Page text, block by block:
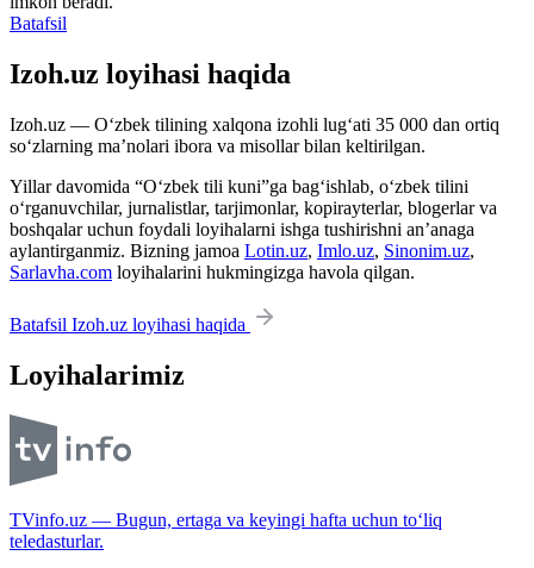
Batafsil
Izoh.uz loyihasi haqida
Izoh.uz — O‘zbek tilining xalqona izohli lug‘ati 35 000 dan ortiq
so‘zlarning ma’nolari ibora va misollar bilan keltirilgan.
Yillar davomida “O‘zbek tili kuni”ga bag‘ishlab, o‘zbek tilini
o‘rganuvchilar, jurnalistlar, tarjimonlar, kopirayterlar, blogerlar va
boshqalar uchun foydali loyihalarni ishga tushirishni an’anaga
aylantirganmiz. Bizning jamoa Lotin.uz, Imlo.uz, Sinonim.uz,
Sarlavha.com loyihalarini hukmingizga havola qilgan.
Batafsil Izoh.uz loyihasi haqida
Loyihalarimiz
TVinfo.uz — Bugun, ertaga va keyingi hafta uchun to‘liq
teledasturlar.